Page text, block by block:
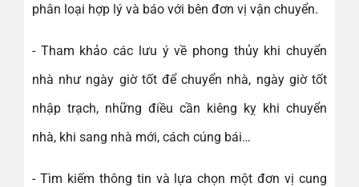
phân loại hợp lý và báo với bên đơn vị vận chuyển.
- Tham khảo các lưu ý về phong thủy khi chuyển
nhà như ngày giờ tốt để chuyển nhà, ngày giờ tốt
nhập trạch, những điều cần kiêng kỵ khi chuyển
nhà, khi sang nhà mới, cách cúng bái…
- Tìm kiếm thông tin và lựa chọn một đơn vị cung